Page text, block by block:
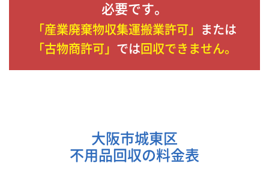
必要です。
「産業廃棄物収集運搬業許可」
または
「古物商許可」 では 回収できません。
大阪市城東区
不用品回収の料金表